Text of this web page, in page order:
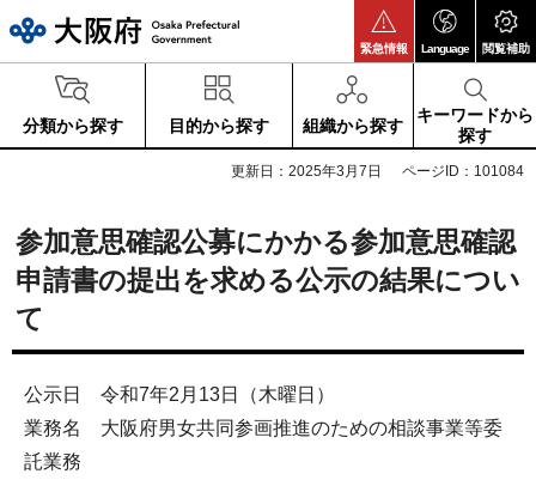
緊急情報 Language 閲覧補助
分類から探す 目的から探す 組織から探す
キーワードから
探す
更新日：2025年3月7日 ページID：101084
参加意思確認公募にかかる参加意思確認
申請書の提出を求める公示の結果につい
て
公示日 令和7年2月13日（木曜日）
業務名 大阪府男女共同参画推進のための相談事業等委
託業務